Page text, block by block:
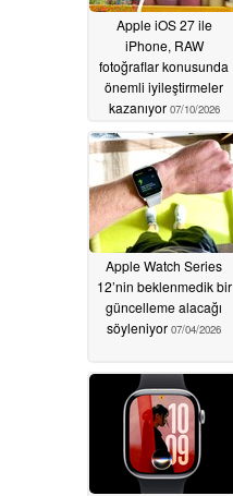
Apple iOS 27 ile
iPhone, RAW
fotoğraflar konusunda
önemli iyileştirmeler
kazanıyor 07/10/2026
Apple Watch Series
12’nin beklenmedik bir
güncelleme alacağı
söyleniyor 07/04/2026